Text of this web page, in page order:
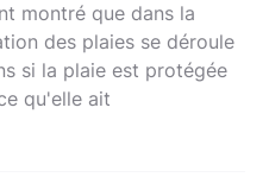
montré que dans la
des plaies se déroule
si la plaie est protégée
qu'elle ait